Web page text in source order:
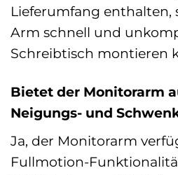
Lieferumfang enthalten,
Arm schnell und
Schreibtisch montieren
Bietet der Monitorarm
Neigungs- und
Ja, der Monitorarm
Fullmotion-